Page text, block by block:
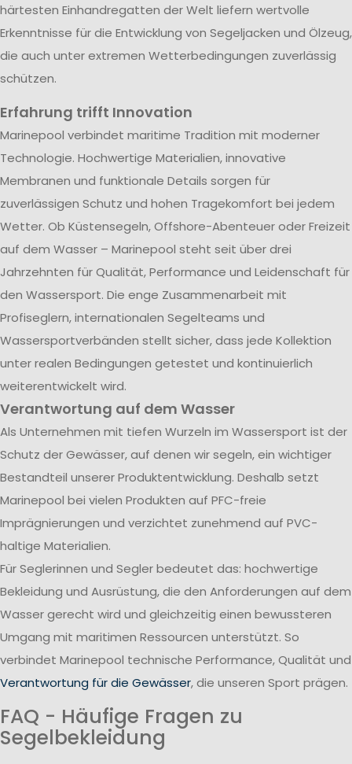
härtesten Einhandregatten der Welt liefern wertvolle
Erkenntnisse für die Entwicklung von Segeljacken und Ölzeug,
die auch unter extremen Wetterbedingungen zuverlässig
schützen.
Erfahrung trifft Innovation
Marinepool verbindet maritime Tradition mit moderner
Technologie. Hochwertige Materialien, innovative
Membranen und funktionale Details sorgen für
zuverlässigen Schutz und hohen Tragekomfort bei jedem
Wetter. Ob Küstensegeln, Offshore-Abenteuer oder Freizeit
auf dem Wasser – Marinepool steht seit über drei
Jahrzehnten für Qualität, Performance und Leidenschaft für
den Wassersport. Die enge Zusammenarbeit mit
Profiseglern, internationalen Segelteams und
Wassersportverbänden stellt sicher, dass jede Kollektion
unter realen Bedingungen getestet und kontinuierlich
weiterentwickelt wird.
Verantwortung auf dem Wasser
Als Unternehmen mit tiefen Wurzeln im Wassersport ist der
Schutz der Gewässer, auf denen wir segeln, ein wichtiger
Bestandteil unserer Produktentwicklung. Deshalb setzt
Marinepool bei vielen Produkten auf PFC-freie
Imprägnierungen und verzichtet zunehmend auf PVC-
haltige Materialien.
Für Seglerinnen und Segler bedeutet das: hochwertige
Bekleidung und Ausrüstung, die den Anforderungen auf dem
Wasser gerecht wird und gleichzeitig einen bewussteren
Umgang mit maritimen Ressourcen unterstützt. So
verbindet Marinepool technische Performance, Qualität und
Verantwortung für die Gewässer, die unseren Sport prägen.
FAQ - Häufige Fragen zu
Segelbekleidung